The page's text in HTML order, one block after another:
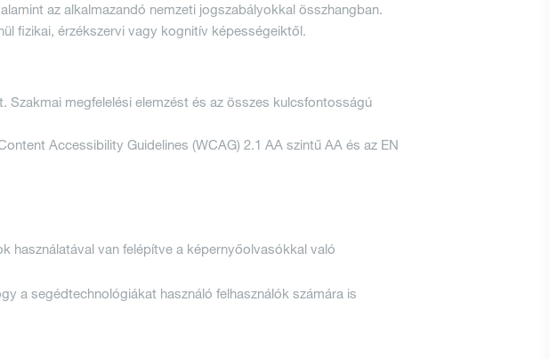
az alkalmazandó nemzeti jogszabályokkal összhangban.
fizikai, érzékszervi vagy kognitív képességeiktől.
Szakmai megfelelési elemzést és az összes kulcsfontosságú
Accessibility Guidelines (WCAG) 2.1 AA szintű AA és az EN
használatával van felépítve a képernyőolvasókkal való
a segédtechnológiákat használó felhasználók számára is